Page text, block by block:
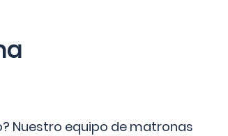
Nuestro equipo de matronas